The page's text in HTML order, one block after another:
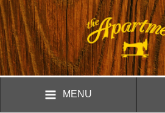
MENU